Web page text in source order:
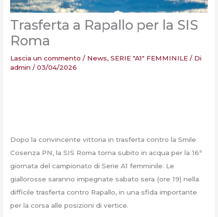
Trasferta a Rapallo per la SIS
Roma
Lascia un commento / News,SERIE "A1" FEMMINILE / Di
admin/03/04/2026
Dopo la convincente vittoria in trasferta contro la Smile
Cosenza PN, la SIS Roma torna subito in acqua per la 16ª
giornata del campionato di Serie A1 femminile. Le
giallorosse saranno impegnate sabato sera (ore 19) nella
difficile trasferta contro Rapallo, in una sfida importante
per la corsa alle posizioni di vertice.